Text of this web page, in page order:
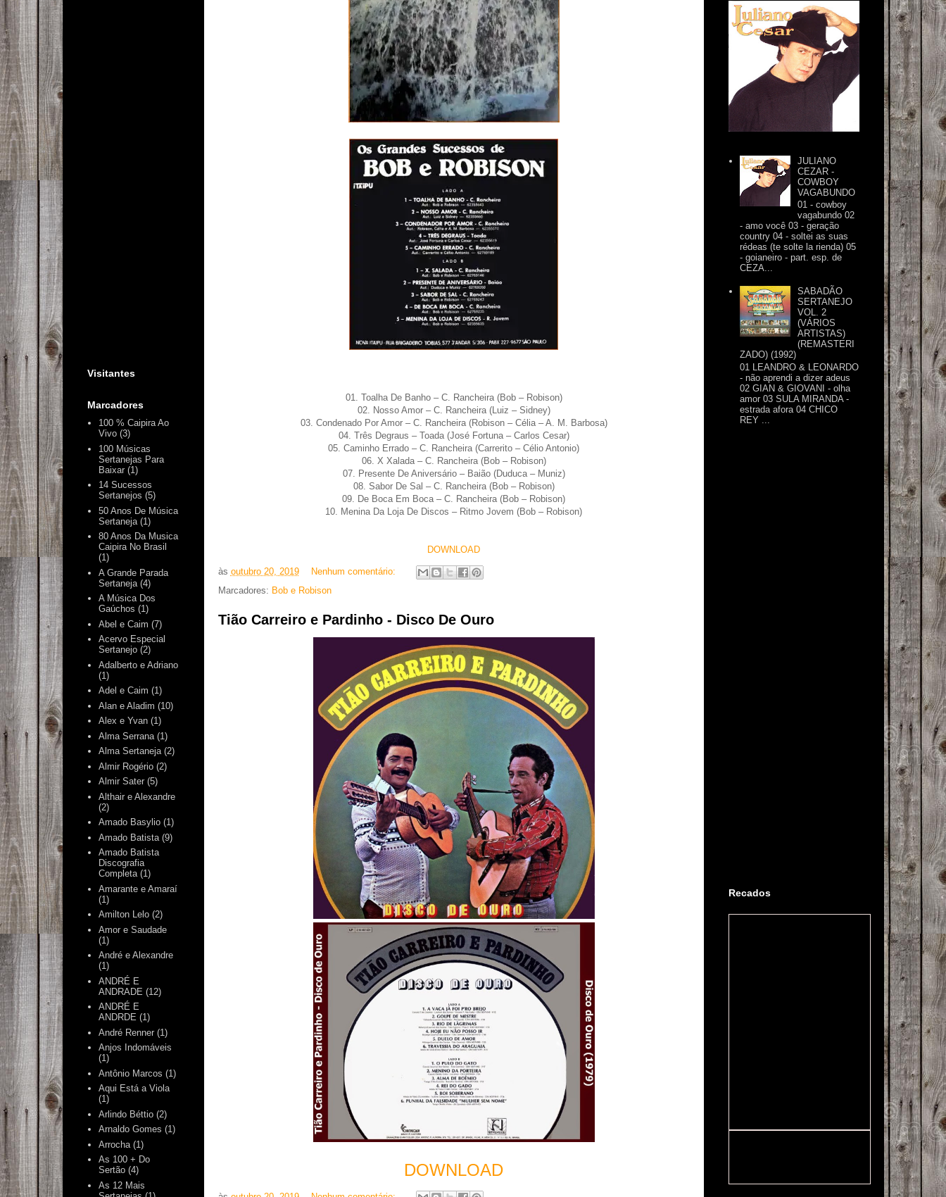
01. Toalha De Banho – C. Rancheira (Bob – Robison)
02. Nosso Amor – C. Rancheira (Luiz – Sidney)
03. Condenado Por Amor – C. Rancheira (Robison – Célia – A. M. Barbosa)
04. Três Degraus – Toada (José Fortuna – Carlos Cesar)
05. Caminho Errado – C. Rancheira (Carrerito – Célio Antonio)
06. X Xalada – C. Rancheira (Bob – Robison)
07. Presente De Aniversário – Baião (Duduca – Muniz)
08. Sabor De Sal – C. Rancheira (Bob – Robison)
09. De Boca Em Boca – C. Rancheira (Bob – Robison)
10. Menina Da Loja De Discos – Ritmo Jovem (Bob – Robison)
DOWNLOAD
às outubro 20, 2019
Nenhum comentário:
Marcadores: Bob e Robison
Tião Carreiro e Pardinho - Disco De Ouro
DOWNLOAD
Visitantes
Marcadores
100 % Caipira Ao
Vivo (3)
100 Músicas
Sertanejas Para
Baixar (1)
14 Sucessos
Sertanejos (5)
50 Anos De Música
Sertaneja (1)
80 Anos Da Musica
Caipira No Brasil
(1)
A Grande Parada
Sertaneja (4)
A Música Dos
Gaúchos (1)
Abel e Caim (7)
Acervo Especial
Sertanejo (2)
Adalberto e Adriano
(1)
Adel e Caim (1)
Alan e Aladim (10)
Alex e Yvan (1)
Alma Serrana (1)
Alma Sertaneja (2)
Almir Rogério (2)
Almir Sater (5)
Althair e Alexandre
(2)
Amado Basylio (1)
Amado Batista (9)
Amado Batista
Discografia
Completa (1)
Amarante e Amaraí
(1)
Amilton Lelo (2)
Amor e Saudade
(1)
André e Alexandre
(1)
ANDRÉ E
ANDRADE (12)
ANDRÉ E
ANDRDE (1)
André Renner (1)
Anjos Indomáveis
(1)
Antônio Marcos (1)
Aqui Está a Viola
(1)
Arlindo Béttio (2)
Arnaldo Gomes (1)
Arrocha (1)
As 100 + Do
Sertão (4)
As 12 Mais
JULIANO
CEZAR -
COWBOY
VAGABUNDO
01 - cowboy
vagabundo 02
- amo você 03 - geração
country 04 - soltei as suas
rédeas (te solte la rienda) 05
- goianeiro - part. esp. de
CEZA...
SABADÃO
SERTANEJO
VOL. 2
(VÁRIOS
ARTISTAS)
(REMASTERI
ZADO) (1992)
01 LEANDRO & LEONARDO
- não aprendi a dizer adeus
02 GIAN & GIOVANI - olha
amor 03 SULA MIRANDA -
estrada afora 04 CHICO
REY ...
Recados